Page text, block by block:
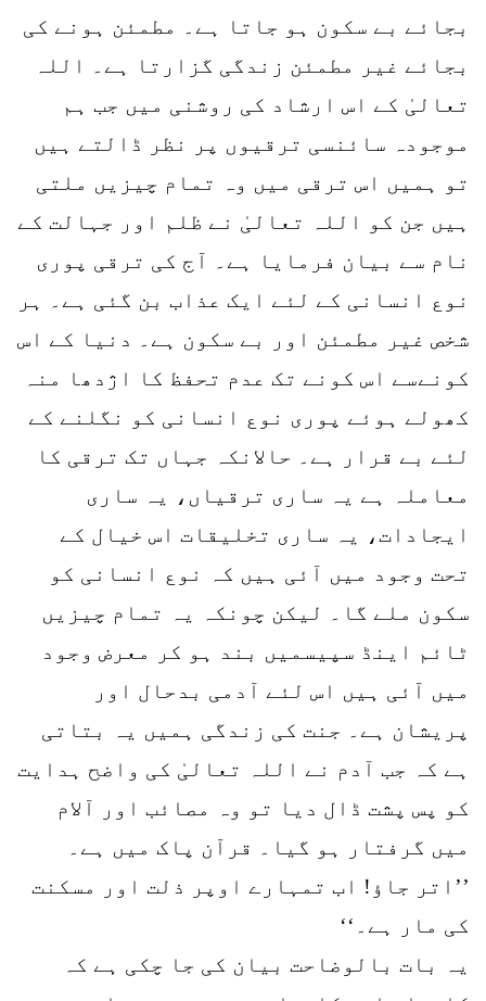
بجائے بے سکون ہو جاتا ہے۔ مطمئن ہونے کی
بجائے غیر مطمئن زندگی گزارتا ہے۔ اللہ
تعالیٰ کے اس ارشاد کی روشنی میں جب ہم
موجودہ سائنسی ترقیوں پر نظر ڈالتے ہیں
تو ہمیں اس ترقی میں وہ تمام چیزیں ملتی
ہیں جن کو اللہ تعالیٰ نے ظلم اور جہالت کے
نام سے بیان فرمایا ہے۔ آج کی ترقی پوری
نوع انسانی کے لئے ایک عذاب بن گئی ہے۔ ہر
شخص غیر مطمئن اور بے سکون ہے۔ دنیا کے اس
کونےسے اس کونے تک عدم تحفظ کا اژدھا منہ
کھولے ہوئے پوری نوع انسانی کو نگلنے کے
لئے بے قرار ہے۔ حالانکہ جہاں تک ترقی کا
معاملہ ہے یہ ساری ترقیاں، یہ ساری
ایجادات، یہ ساری تخلیقات اس خیال کے
تحت وجود میں آئی ہیں کہ نوع انسانی کو
سکون ملے گا۔ لیکن چونکہ یہ تمام چیزیں
ٹائم اینڈ سپیسمیں بند ہو کر معرض وجود
میں آئی ہیں اس لئے آدمی بدحال اور
پریشان ہے۔ جنت کی زندگی ہمیں یہ بتاتی
ہے کہ جب آدم نے اللہ تعالیٰ کی واضح ہدایت
کو پس پشت ڈال دیا تو وہ مصائب اور آلام
میں گرفتار ہو گیا۔ قرآن پاک میں ہے۔
’’اتر جاؤ! اب تمہارے اوپر ذلت اور مسکنت
کی مار ہے۔‘‘
یہ بات بالوضاحت بیان کی جا چکی ہے کہ